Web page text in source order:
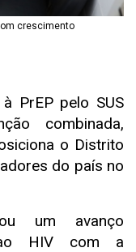
crescimento
PrEP pelo SUS
combinada,
o Distrito
do país no
um avanço
ao HIV com a